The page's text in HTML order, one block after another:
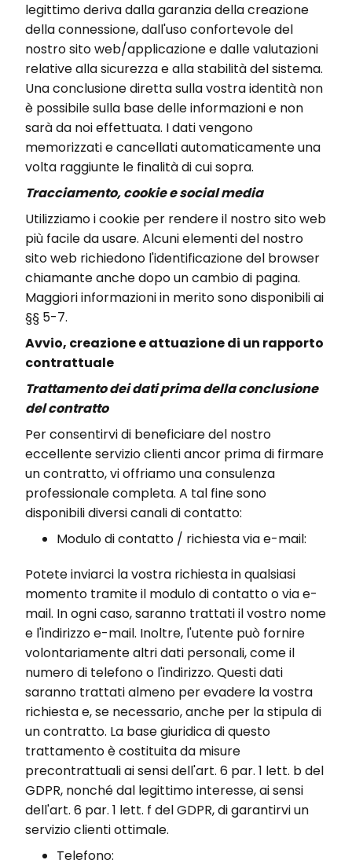
legittimo deriva dalla garanzia della creazione
della connessione, dall'uso confortevole del
nostro sito web/applicazione e dalle valutazioni
relative alla sicurezza e alla stabilità del sistema.
Una conclusione diretta sulla vostra identità non
è possibile sulla base delle informazioni e non
sarà da noi effettuata. I dati vengono
memorizzati e cancellati automaticamente una
volta raggiunte le finalità di cui sopra.
Tracciamento, cookie e social media
Utilizziamo i cookie per rendere il nostro sito web
più facile da usare. Alcuni elementi del nostro
sito web richiedono l'identificazione del browser
chiamante anche dopo un cambio di pagina.
Maggiori informazioni in merito sono disponibili ai
§§ 5-7.
Avvio, creazione e attuazione di un rapporto
contrattuale
Trattamento dei dati prima della conclusione
del contratto
Per consentirvi di beneficiare del nostro
eccellente servizio clienti ancor prima di firmare
un contratto, vi offriamo una consulenza
professionale completa. A tal fine sono
disponibili diversi canali di contatto:
Modulo di contatto / richiesta via e-mail:
Potete inviarci la vostra richiesta in qualsiasi
momento tramite il modulo di contatto o via e-
mail. In ogni caso, saranno trattati il vostro nome
e l'indirizzo e-mail. Inoltre, l'utente può fornire
volontariamente altri dati personali, come il
numero di telefono o l'indirizzo. Questi dati
saranno trattati almeno per evadere la vostra
richiesta e, se necessario, anche per la stipula di
un contratto. La base giuridica di questo
trattamento è costituita da misure
precontrattuali ai sensi dell'art. 6 par. 1 lett. b del
GDPR, nonché dal legittimo interesse, ai sensi
dell'art. 6 par. 1 lett. f del GDPR, di garantirvi un
servizio clienti ottimale.
Telefono: